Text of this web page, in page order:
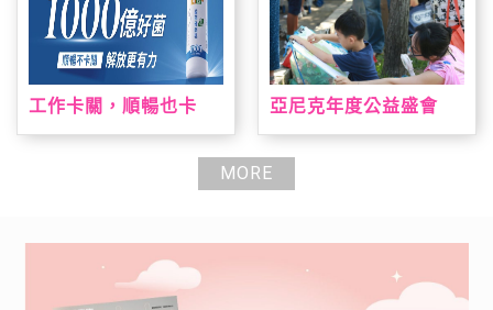
工作卡關，順暢也卡
亞尼克年度公益盛會
期大手牽小手一起寫生
趣，早鳥報到就送手撕
MORE